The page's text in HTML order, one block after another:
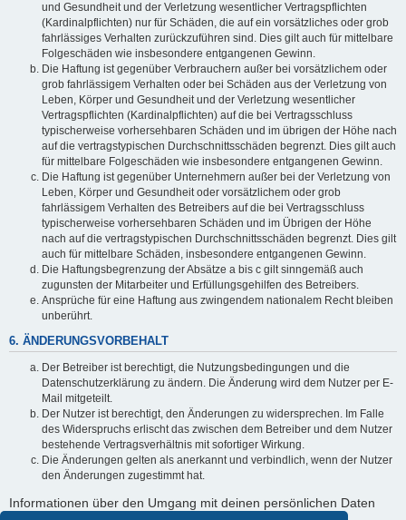
und Gesundheit und der Verletzung wesentlicher Vertragspflichten
(Kardinalpflichten) nur für Schäden, die auf ein vorsätzliches oder grob
fahrlässiges Verhalten zurückzuführen sind. Dies gilt auch für mittelbare
Folgeschäden wie insbesondere entgangenen Gewinn.
Die Haftung ist gegenüber Verbrauchern außer bei vorsätzlichem oder
grob fahrlässigem Verhalten oder bei Schäden aus der Verletzung von
Leben, Körper und Gesundheit und der Verletzung wesentlicher
Vertragspflichten (Kardinalpflichten) auf die bei Vertragsschluss
typischerweise vorhersehbaren Schäden und im übrigen der Höhe nach
auf die vertragstypischen Durchschnittsschäden begrenzt. Dies gilt auch
für mittelbare Folgeschäden wie insbesondere entgangenen Gewinn.
Die Haftung ist gegenüber Unternehmern außer bei der Verletzung von
Leben, Körper und Gesundheit oder vorsätzlichem oder grob
fahrlässigem Verhalten des Betreibers auf die bei Vertragsschluss
typischerweise vorhersehbaren Schäden und im Übrigen der Höhe
nach auf die vertragstypischen Durchschnittsschäden begrenzt. Dies gilt
auch für mittelbare Schäden, insbesondere entgangenen Gewinn.
Die Haftungsbegrenzung der Absätze a bis c gilt sinngemäß auch
zugunsten der Mitarbeiter und Erfüllungsgehilfen des Betreibers.
Ansprüche für eine Haftung aus zwingendem nationalem Recht bleiben
unberührt.
6. ÄNDERUNGSVORBEHALT
Der Betreiber ist berechtigt, die Nutzungsbedingungen und die
Datenschutzerklärung zu ändern. Die Änderung wird dem Nutzer per E-
Mail mitgeteilt.
Der Nutzer ist berechtigt, den Änderungen zu widersprechen. Im Falle
des Widerspruchs erlischt das zwischen dem Betreiber und dem Nutzer
bestehende Vertragsverhältnis mit sofortiger Wirkung.
Die Änderungen gelten als anerkannt und verbindlich, wenn der Nutzer
den Änderungen zugestimmt hat.
Informationen über den Umgang mit deinen persönlichen Daten